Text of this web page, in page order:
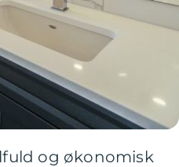
og økonomisk